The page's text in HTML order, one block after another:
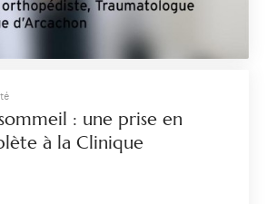
: une prise en
à la Clinique